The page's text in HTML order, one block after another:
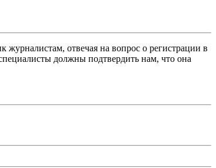
отвечая на вопрос о регистрации в
должны подтвердить нам, что она